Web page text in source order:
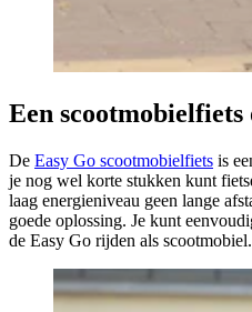
Een
De Easy Go scootmobielfiets is
je nog wel korte stukken kunt
laag energieniveau geen lange
goede oplossing. Je kunt
de Easy Go rijden als scootmobiel.